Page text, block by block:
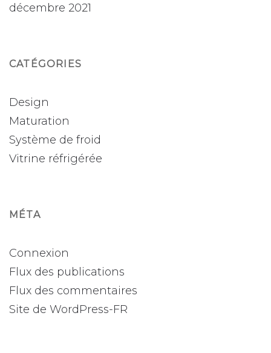
décembre 2021
CATÉGORIES
Design
Maturation
Système de froid
Vitrine réfrigérée
MÉTA
Connexion
Flux des publications
Flux des commentaires
Site de WordPress-FR